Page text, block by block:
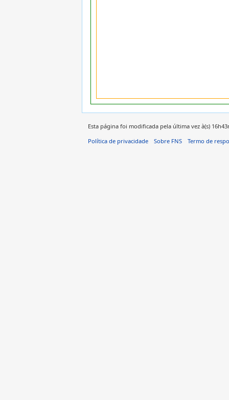
Esta página foi modificada pela última vez à(s)
Política de privacidade
Sobre FNS Termo de